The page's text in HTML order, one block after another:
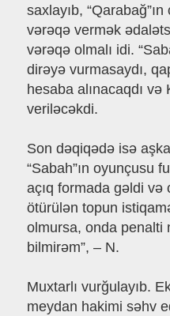
saxlayıb, “Qarabağ”ın
vərəqə vermək
vərəqə olmalı idi.
dirəyə vurmasaydı,
hesaba alınacaqdı
veriləcəkdi.
Son dəqiqədə isə
“Sabah”ın oyunçusu
açıq formada gəldi və
ötürülən topun
olmursa, onda penalti
bilmirəm”, – N.
Muxtarlı vurğulayıb.
meydan hakimi səhv